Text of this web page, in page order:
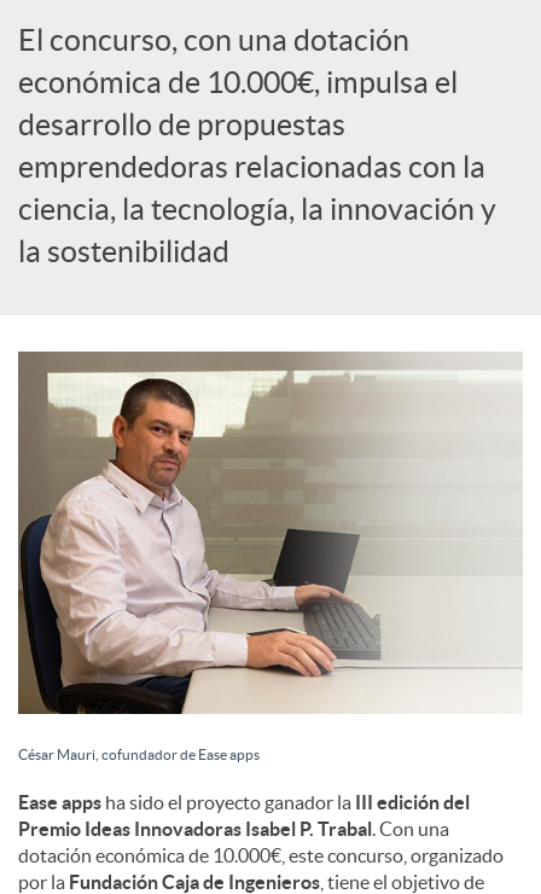
o
c
i
a
l
s
El concurso, con una dotación
económica de 10.000€, impulsa el
desarrollo de propuestas
emprendedoras relacionadas con la
ciencia, la tecnología, la innovación y
la sostenibilidad
César Mauri, cofundador de Ease apps
Ease apps ha sido el proyecto ganador la III edición del
Premio Ideas Innovadoras Isabel P. Trabal. Con una
dotación económica de 10.000€, este concurso, organizado
por la Fundación Caja de Ingenieros , tiene el objetivo de